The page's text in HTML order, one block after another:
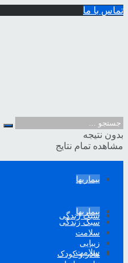
تماس با ما
بدون نتیجه
مشاهده تمام نتایج
بیماریها
سبک زندگی
سلامت
بیماریها
سبک زندگی
سلامت
زیبایی
مادر و کودک